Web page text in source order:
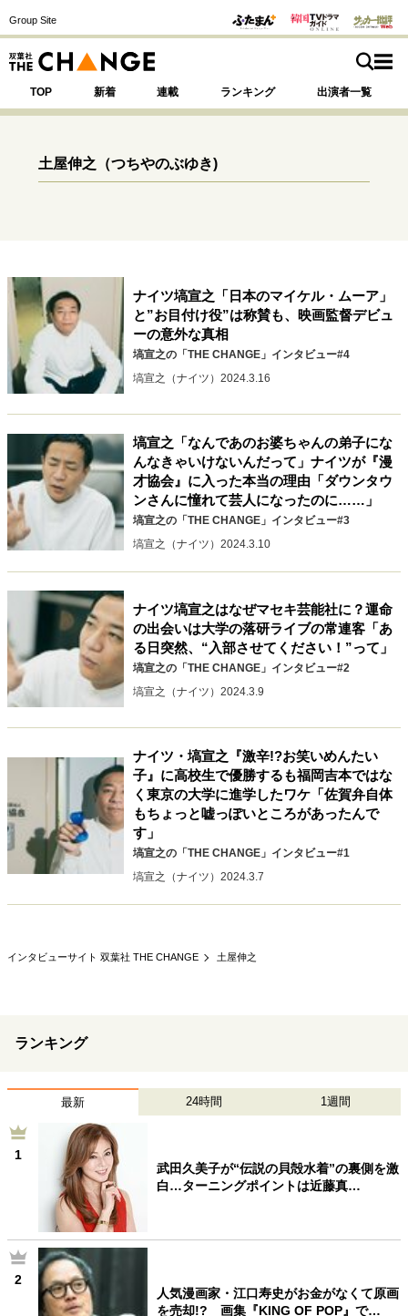
Group Site
TOP 新着 連載 ランキング 出演者一覧
運命を変えた出会い 決断の裏側
挫折からの再起
未知への挑戦
プロフェッショナルの矜持
表現者の葛藤
人生が動いた日
キャリア・働き方
セカンドキャリアの描き方
独立という決断
大人の学び直し
ファーストキャリアを拓く
夢を掴む選択
リーダーの流儀
トップが描く未来
マインドセット
ライフスタイル・生き方
40代からの景色
パートナーとの歩み方
親になるということ
病が教えてくれたこと
移住という選択
熱狂できるもの
一生モノの愛用品
地域とつながる/お金との付き合い方
土屋伸之 （つちやのぶゆき)
ナイツ塙宣之「日本のマイケル・ムーア」
と”お目付け役”は称賛も、映画監督デビュ
ーの意外な真相
塙宣之の「THE CHANGE」インタビュー#4
塙宣之（ナイツ） 2024.3.16
塙宣之「なんであのお婆ちゃんの弟子にな
んなきゃいけないんだって」ナイツが『漫
才協会』に入った本当の理由「ダウンタウ
ンさんに憧れて芸人になったのに……」
塙宣之の「THE CHANGE」インタビュー#3
塙宣之（ナイツ） 2024.3.10
ナイツ塙宣之はなぜマセキ芸能社に？運命
の出会いは大学の落研ライブの常連客「あ
る日突然、“入部させてください！”って」
塙宣之の「THE CHANGE」インタビュー#2
塙宣之（ナイツ） 2024.3.9
ナイツ・塙宣之『激辛!?お笑いめんたい
子』に高校生で優勝するも福岡吉本ではな
く東京の大学に進学したワケ「佐賀弁自体
もちょっと嘘っぽいところがあったんで
す」
塙宣之の「THE CHANGE」インタビュー#1
塙宣之（ナイツ） 2024.3.7
インタビューサイト 双葉社 THE CHANGE 土屋伸之
ランキング
最新 24時間 1週間
1
武田久美子が“伝説の貝殻水着”の裏側を激
白…ターニングポイントは近藤真…
2
人気漫画家・江口寿史がお金がなくて原画
を売却!? 画集『KING OF POP』で…